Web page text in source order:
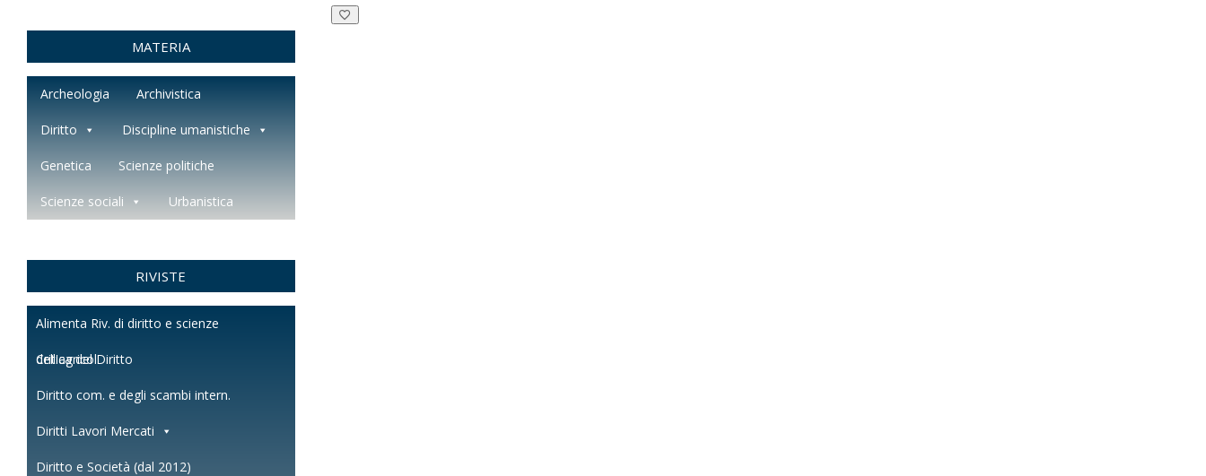
MATERIA
Archeologia Archivistica
Diritto Discipline umanistiche
Genetica Scienze politiche
Scienze sociali Urbanistica
RIVISTE
Alimenta Riv. di diritto e scienze
dell'agricol.
Critica del Diritto
Diritto com. e degli scambi intern.
Diritti Lavori Mercati
Diritto e Società (dal 2012)